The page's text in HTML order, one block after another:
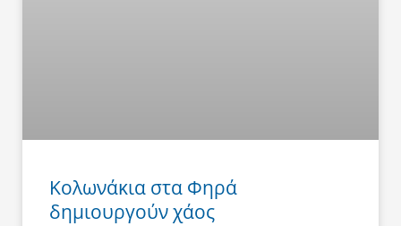
Κολωνάκια στα Φηρά
δημιουργούν χάος